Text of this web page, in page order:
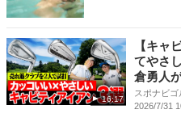
16:17
【キャ
てやさ
倉勇人
スポナビゴ
2026/7/31